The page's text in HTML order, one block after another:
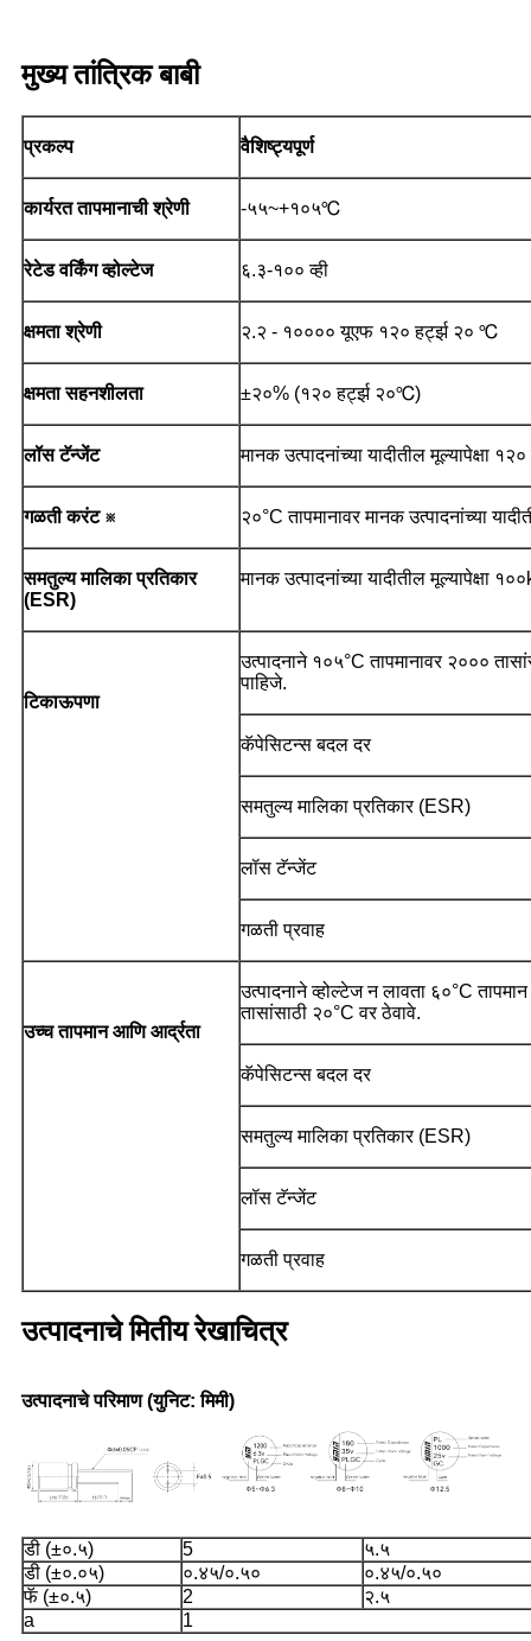
मुख्य तांत्रिक बाबी
प्रकल्प वैशिष्ट्यपूर्ण
कार्यरत तापमानाची श्रेणी -५५~+१०५℃
रेटेड वर्किंग व्होल्टेज ६.३-१०० व्ही
क्षमता श्रेणी २.२ - १०००० यूएफ १२० हर्ट्झ २० ℃
क्षमता सहनशीलता ±२०% (१२० हर्ट्झ २०℃)
लॉस टॅन्जेंट मानक उत्पादनांच्या यादीतील मूल्यापेक्षा
गळती करंट ※ २०°C तापमानावर मानक उत्पादनांच्या
समतुल्य मालिका प्रतिकार
(ESR)
मानक उत्पादनांच्या यादीतील मूल्यापेक्षा
टिकाऊपणा
उत्पादनाने १०५°C तापमानावर २०००
पाहिजे.
कॅपेसिटन्स बदल दर
समतुल्य मालिका प्रतिकार (ESR)
लॉस टॅन्जेंट
गळती प्रवाह
उच्च तापमान आणि आर्द्रता
उत्पादनाने व्होल्टेज न लावता ६०°C
तासांसाठी २०°C वर ठेवावे.
कॅपेसिटन्स बदल दर
समतुल्य मालिका प्रतिकार (ESR)
लॉस टॅन्जेंट
गळती प्रवाह
उत्पादनाचे मितीय रेखाचित्र
उत्पादनाचे परिमाण (युनिट: मिमी)
डी (±०.५) 5
५.५
डी (±०.०५)
०.४५/०.५०
०.४५/०.५०
फॅ (±०.५)
2
२.५
a
1